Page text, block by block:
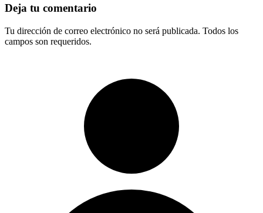
Deja tu comentario
Tu dirección de correo electrónico no será publicada. Todos los
campos son requeridos.